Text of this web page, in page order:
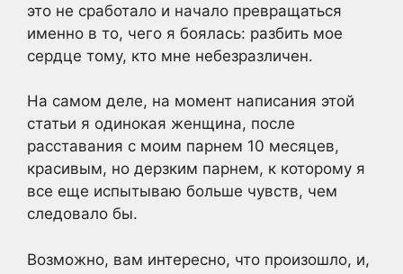
это не сработало и начало превращаться
именно в то, чего я боялась: разбить мое
сердце тому, кто мне небезразличен.
На самом деле, на момент написания этой
статьи я одинокая женщина, после
расставания с моим парнем 10 месяцев,
красивым, но дерзким парнем, к которому я
все еще испытываю больше чувств, чем
следовало бы.
Возможно, вам интересно, что произошло, и,